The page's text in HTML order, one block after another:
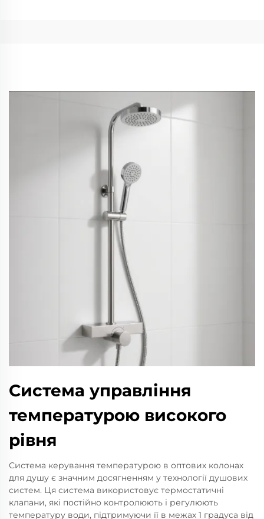
Система управління
температурою високого
рівня
Система керування температурою в оптових колонах
для душу є значним досягненням у технології душових
систем. Ця система використовує термостатичні
клапани, які постійно контролюють і регулюють
температуру води, підтримуючи її в межах 1 градуса від